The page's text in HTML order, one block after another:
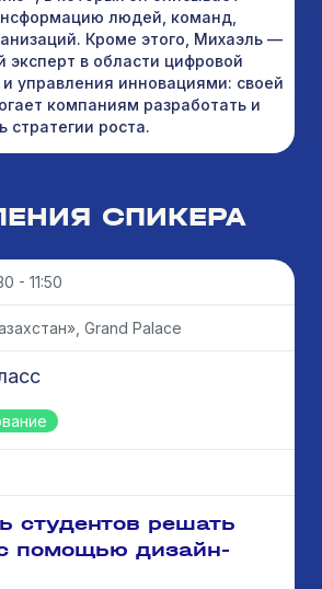
людей, команд,
Кроме этого, Михаэль —
в области цифровой
управления инновациями: своей
компаниям разработать и
стратегии роста.
СПИКЕРА
- 11:50
Grand Palace
студентов решать
помощью дизайн-